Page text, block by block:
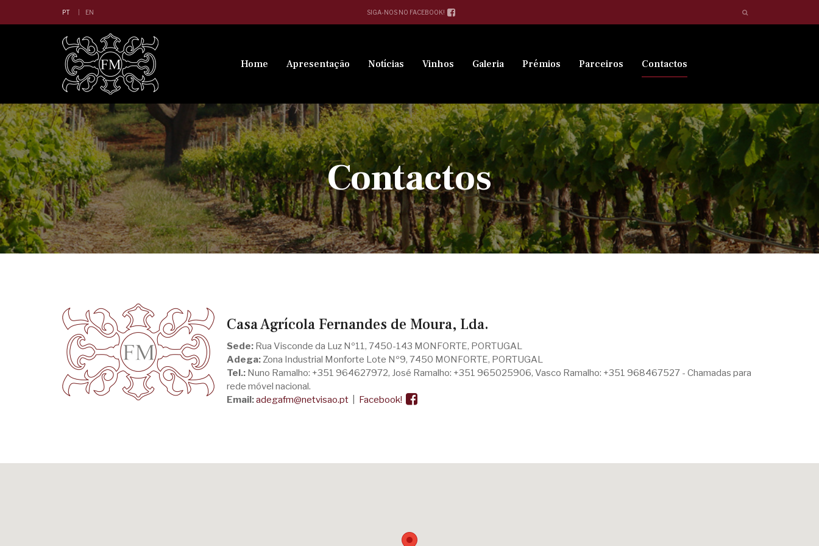
PT EN SIGA-NOS NO FACEBOOK!
Home Apresentação Notícias Vinhos Galeria Prémios Parceiros Contactos
Contactos
Casa Agrícola Fernandes de Moura, Lda.
Sede: Rua Visconde da Luz Nº11, 7450-143 MONFORTE, PORTUGAL
Adega:Zona Industrial Monforte Lote Nº9, 7450 MONFORTE, PORTUGAL
Tel.: Nuno Ramalho: +351 964627972, José Ramalho: +351 965025906, Vasco Ramalho: +351 968467527 - Chamadas para
rede móvel nacional.
Email:adegafm@netvisao.pt Facebook!